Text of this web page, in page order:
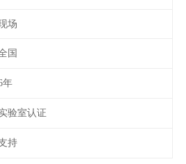
场
国
年
验室认证
持